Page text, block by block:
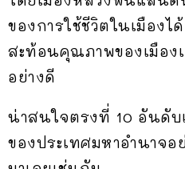
ของการใช้ชีวิตในเมืองไ
สะท้อนคุณภาพของเมือง
อย่างดี
น่าสนใจตรงที่ 10 อันดั
ของประเทศมหาอำนาจอ